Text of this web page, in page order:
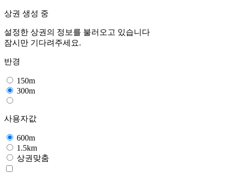
상권 생성 중
설정한 상권의 정보를 불러오고 있습니다
잠시만 기다려주세요.
반경
150m
300m
사용자값
600m
1.5km
상권맞춤